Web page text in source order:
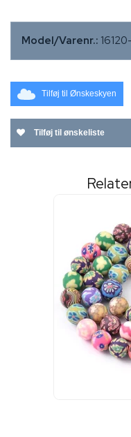
Model/Varenr.:
Tilføj til Ønskeskyen
Tilføj til ønskeliste